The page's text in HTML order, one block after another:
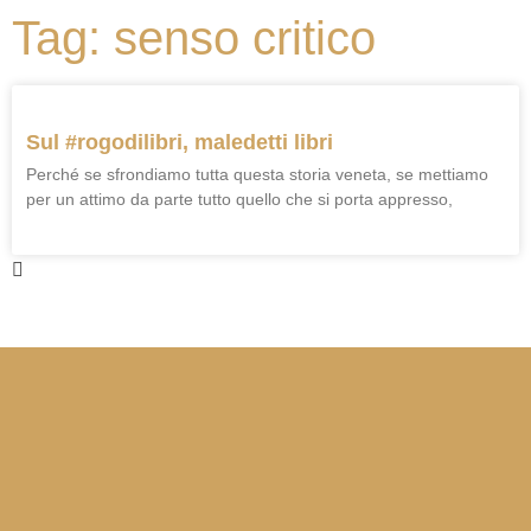
Tag: senso critico
Sul #rogodilibri, maledetti libri
Perché se sfrondiamo tutta questa storia veneta, se mettiamo
per un attimo da parte tutto quello che si porta appresso,